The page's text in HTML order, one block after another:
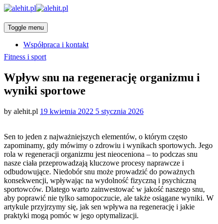
Toggle menu
Współpraca i kontakt
Categories
Fitness i sport
Wpływ snu na regenerację organizmu i
wyniki sportowe
by alehit.pl Posted
19 kwietnia 2022 5 stycznia 2026
Sen to jeden z najważniejszych elementów, o którym często
zapominamy, gdy mówimy o zdrowiu i wynikach sportowych. Jego
rola w regeneracji organizmu jest nieoceniona – to podczas snu
nasze ciała przeprowadzają kluczowe procesy naprawcze i
odbudowujące. Niedobór snu może prowadzić do poważnych
konsekwencji, wpływając na wydolność fizyczną i psychiczną
sportowców. Dlatego warto zainwestować w jakość naszego snu,
aby poprawić nie tylko samopoczucie, ale także osiągane wyniki. W
artykule przyjrzymy się, jak sen wpływa na regenerację i jakie
praktyki mogą pomóc w jego optymalizacji.